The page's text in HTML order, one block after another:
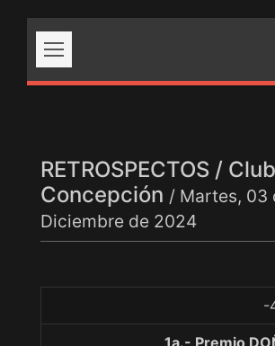
RETROSPECTOS /
Concepción / Martes, 03
Diciembre de 2024
-
1a.- Premio